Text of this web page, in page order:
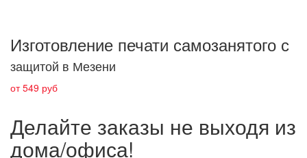
Изготовление печати самозанятого с
защитой в Мезени
от 549 руб
Делайте заказы не выходя из
дома/офиса!